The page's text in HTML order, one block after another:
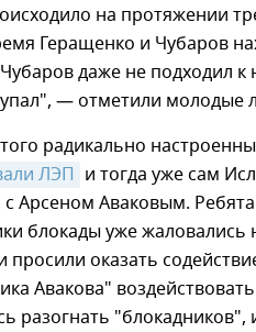
на протяжении
Геращенко и Чубаров
даже не подходил
— отметили молодые
радикально
ЛЭП и тогда уже сам
с Арсеном Аваковым.
блокады уже жаловались
просили оказать
Авакова"
разогнать "блокадников",